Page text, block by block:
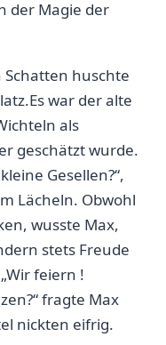
der Magie der⁤
Schatten huschte
war der alte
als
geschätzt wurde.
Gesellen?“,
Lächeln. Obwohl
wusste⁤ Max,
stets Freude
feiern !
fragte Max
nickten eifrig.